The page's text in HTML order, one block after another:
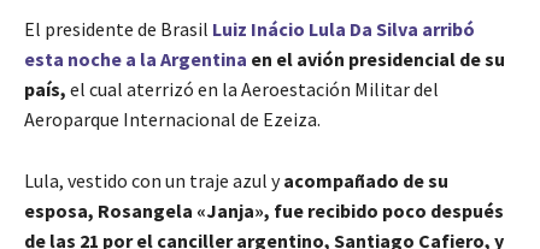
El presidente de Brasil Luiz Inácio Lula Da Silva arribó
esta noche a la Argentina en el avión presidencial de su
país, el cual aterrizó en la Aeroestación Militar del
Aeroparque Internacional de Ezeiza.
Lula, vestido con un traje azul yacompañado de su
esposa, Rosangela «Janja», fue recibido poco después
de las 21 por el canciller argentino, Santiago Cafiero, y